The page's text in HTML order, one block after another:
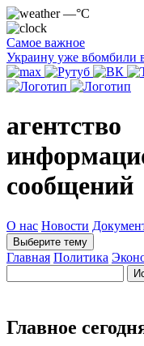
—°C
Самое важное
Украину уже вбомбили
агентство
сообщений
О нас Новости
Выберите тему
Главная Политика
Главное